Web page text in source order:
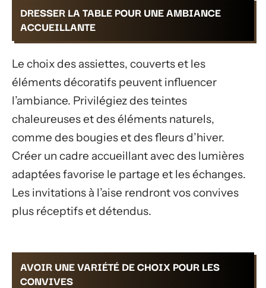
DRESSER LA TABLE POUR UNE AMBIANCE
ACCUEILLANTE
Le choix des assiettes, couverts et les
éléments décoratifs peuvent influencer
l’ambiance. Privilégiez des teintes
chaleureuses et des éléments naturels,
comme des bougies et des fleurs d’hiver.
Créer un cadre accueillant avec des lumières
adaptées favorise le partage et les échanges.
Les invitations à l’aise rendront vos convives
plus réceptifs et détendus.
AVOIR UNE VARIÉTÉ DE CHOIX POUR LES
CONVIVES